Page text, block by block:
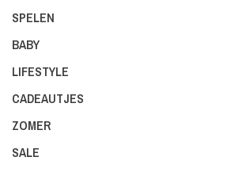
SPELEN
BABY
LIFESTYLE
CADEAUTJES
ZOMER
SALE